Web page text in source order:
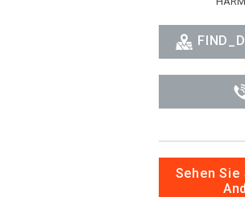
Sehen